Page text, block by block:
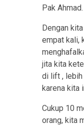
Pak Ahmad.
Dengan
empat kali,
jita kita
di lift , lebih
karena kita
Cukup 10
orang, kita